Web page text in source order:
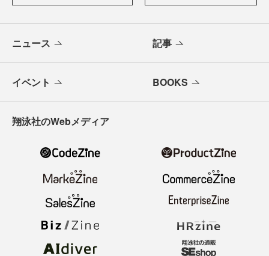
ニュース 記事
イベント BOOKS
翔泳社のWebメディア